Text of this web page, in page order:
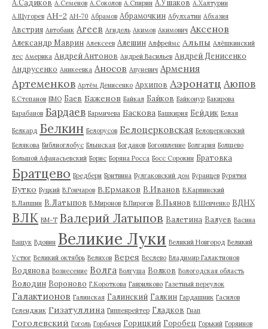
А.Садиков А.Семенов А.Соколов А.Спирин А.Ушаков А.Халтурин
А.Щугорев АН-2 АН-70 Абрамов Абрамочкин Абулхатин Абхазия
Австрия Автобанк Агеев Агидель Акимов Акимович Аксенов
Александр Маврин Алексеев Алешин Алфреймс Альпы Алёшкинский
лес Америка Андрей Антонов Андрей Васильев Андрей Денисенко
Андрусенко Аникеевка Аносов Апуневич Армения
Артеменков Артём Денисенко Архипов Аэронатц Аюпов
Б.Степанов БМО Баев Баженов Байкал Байков Байконур Бакирова
Барабанов Бардаев Бармичева Баскова Башкирия Бейдик Белая
Белкард Белкин Белорусов Белоцерковская Белоцерковский
Белякова Библиоглобус Блынская Богданов Богоявление Болгария Болшево
Большой Афанасьевский Борис Боряна Росса Босс Сорокин Братовка
Братцево Бредбери Бритвина Булгаковский дом Буранцев Бурятия
Бутко Буцкий В.Гончаров В.Ермаков В.Иванов В.Карпинский
В.Лапшин В.Латыпов В.Миронов В.Пирогов В.Пьянов В.Шевченко ВДНХ
ВЛК ВМ-Т Валерий Латыпов Валетина Валуев Васина
Ващук Вдовин Великие Луки Великий Новгород Великий
Устюг Великий октябрь Велихов Верея Веслево Владимир Галактионов
Водянова Вознесение Волга Волгуша Волков Вологодская область
Володин Вороново Г.Короткова Гаврилково Газетный переулок
Галактионов Галинская Галинский Галкин Гардашник Гасилов
Геленджик Гизатуллина Гиппенрейтер Гладков Гнап
Гоголевский Гоголь Горбачев Горицкий Горобец Горький Горяинов